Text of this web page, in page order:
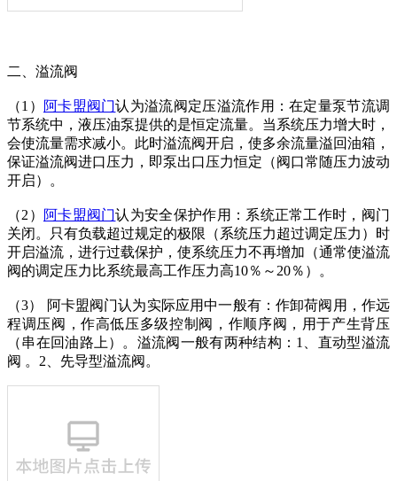
二、溢流阀
（1） 阿卡盟阀门认为溢流阀定压溢流作用：在定量泵节流调
节系统中，液压油泵提供的是恒定流量。当系统压力增大时，
会使流量需求减小。此时溢流阀开启，使多余流量溢回油箱，
保证溢流阀进口压力，即泵出口压力恒定（阀口常随压力波动
开启）。
（2） 阿卡盟阀门认为安全保护作用：系统正常工作时，阀门
关闭。只有负载超过规定的极限（系统压力超过调定压力）时
开启溢流，进行过载保护，使系统压力不再增加（通常使溢流
阀的调定压力比系统最高工作压力高10％～20％）。
（3） 阿卡盟阀门认为实际应用中一般有：作卸荷阀用，作远
程调压阀，作高低压多级控制阀，作顺序阀，用于产生背压
（串在回油路上）。溢流阀一般有两种结构： 1、直动型溢流
阀 。2、先导型溢流阀。